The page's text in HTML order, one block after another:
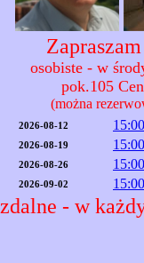
osobiste - w
pok.105
(można
2026-08-12 15:00
2026-08-19 15:00
2026-08-26 15:00
2026-09-02 15:00
zdalne - w